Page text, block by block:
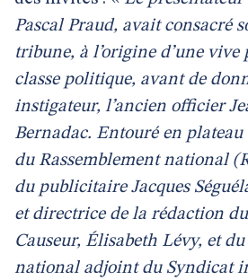
Pascal Praud, avait consacré
tribune, à l’origine d’une vive
classe politique, avant de
instigateur, l’ancien officier
Bernadac. Entouré en plateau
du Rassemblement national
du publicitaire Jacques
et directrice de la rédaction
Causeur, Élisabeth Lévy, et
national adjoint du Syndicat